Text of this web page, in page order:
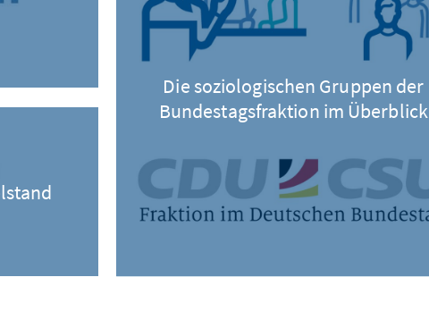
Die soziologischen Gruppen der
Bundestagsfraktion im Überblick